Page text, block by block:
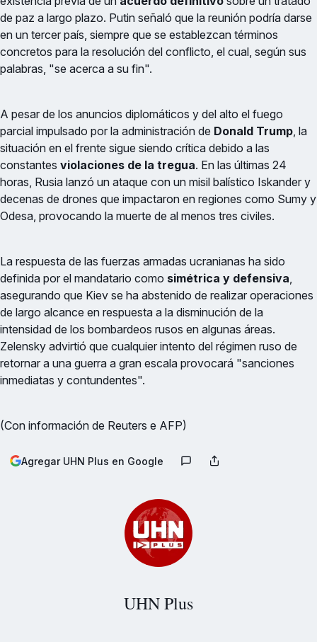
de paz a largo plazo. Putin señaló que la reunión podría darse
en un tercer país, siempre que se establezcan términos
concretos para la resolución del conflicto, el cual, según sus
palabras, "se acerca a su fin".
A pesar de los anuncios diplomáticos y del alto el fuego
parcial impulsado por la administración de Donald Trump, la
situación en el frente sigue siendo crítica debido a las
constantes violaciones de la tregua. En las últimas 24
horas, Rusia lanzó un ataque con un misil balístico Iskander y
decenas de drones que impactaron en regiones como Sumy y
Odesa, provocando la muerte de al menos tres civiles.
La respuesta de las fuerzas armadas ucranianas ha sido
definida por el mandatario como simétrica y defensiva,
asegurando que Kiev se ha abstenido de realizar operaciones
de largo alcance en respuesta a la disminución de la
intensidad de los bombardeos rusos en algunas áreas.
Zelensky advirtió que cualquier intento del régimen ruso de
retornar a una guerra a gran escala provocará "sanciones
inmediatas y contundentes".
(Con información de Reuters e AFP)
Agregar UHN Plus en Google
UHN Plus